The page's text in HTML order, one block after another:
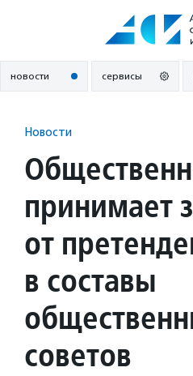
новости сервисы
Новости
принимает
от
в составы
советов